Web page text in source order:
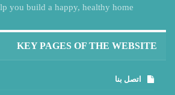
you build a happy, healthy home.
KEY PAGES OF THE WEBSITE
اتصل بنا